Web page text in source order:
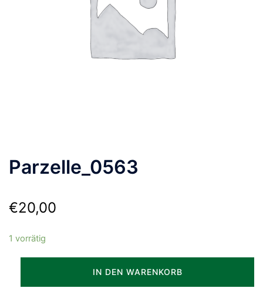
Parzelle_0563
€20,00
1 vorrätig
IN DEN WARENKORB